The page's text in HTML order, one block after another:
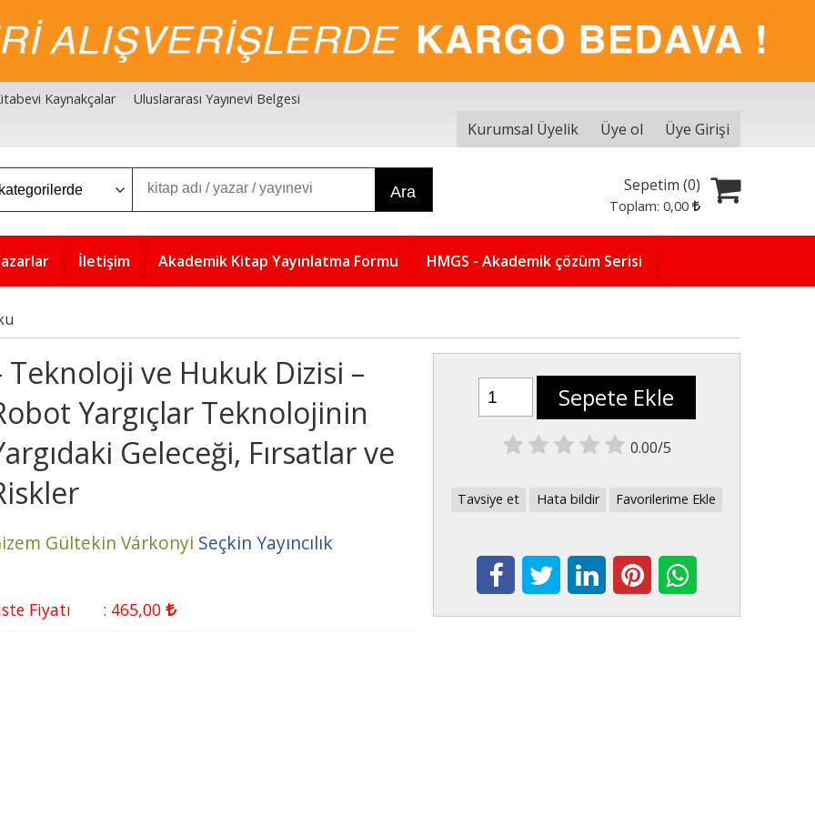
Kaynakçalar Uluslararası Yayınevi Belgesi
Kurumsal Üyelik Üye ol Üye Girişi
Ara Sepetim (0)
Toplam:0,00
İletişim Akademik Kitap Yayınlatma Formu HMGS - Akademik çözüm Serisi
Teknoloji ve Hukuk Dizisi –
Yargıçlar Teknolojinin
Geleceği, Fırsatlar ve
Gültekin Várkonyi Seçkin Yayıncılık
Fiyatı : 465,00
Sepete Ekle
0.00/5
Tavsiye et Hata bildir Favorilerime Ekle